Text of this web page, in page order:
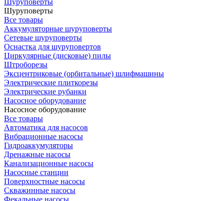
Шуруповерты
Шуруповерты
Все товары
Аккумуляторные шуруповерты
Сетевые шуруповерты
Оснастка для шуруповертов
Циркулярные (дисковые) пилы
Штроборезы
Эксцентриковые (орбитальные) шлифмашины
Электрические плиткорезы
Электрические рубанки
Насосное оборудование
Насосное оборудование
Все товары
Автоматика для насосов
Вибрационные насосы
Гидроаккумуляторы
Дренажные насосы
Канализационные насосы
Насосные станции
Поверхностные насосы
Скважинные насосы
Фекальные насосы